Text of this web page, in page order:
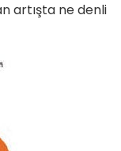
artışta ne denli